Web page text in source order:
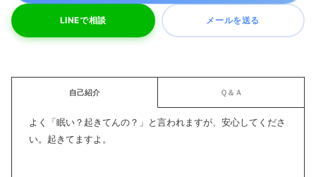
LINEで相談
自己紹介 Ｑ＆Ａ
よく「眠い？起きてんの？」と言われますが、安心してくださ
い。起きてますよ。